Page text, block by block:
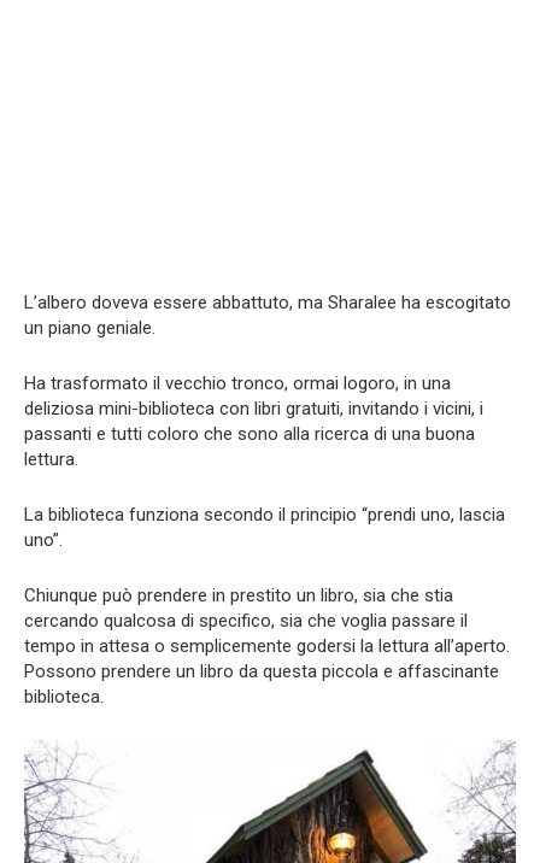
L’albero doveva essere abbattuto, ma Sharalee ha escogitato
un piano geniale.
Ha trasformato il vecchio tronco, ormai logoro, in una
deliziosa mini-biblioteca con libri gratuiti, invitando i vicini, i
passanti e tutti coloro che sono alla ricerca di una buona
lettura.
La biblioteca funziona secondo il principio “prendi uno, lascia
uno”.
Chiunque può prendere in prestito un libro, sia che stia
cercando qualcosa di specifico, sia che voglia passare il
tempo in attesa o semplicemente godersi la lettura all’aperto.
Possono prendere un libro da questa piccola e affascinante
biblioteca.